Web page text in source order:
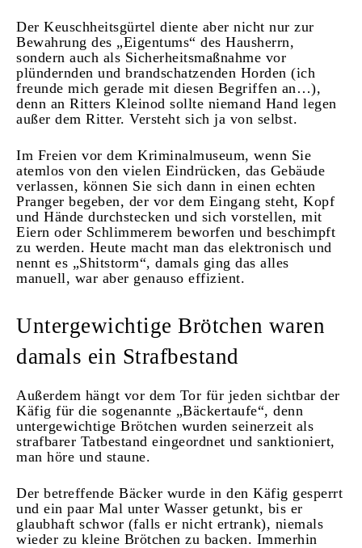
Der Keuschheitsgürtel diente aber nicht nur zur
Bewahrung des „Eigentums“ des Hausherrn,
sondern auch als Sicherheitsmaßnahme vor
plündernden und brandschatzenden Horden (ich
freunde mich gerade mit diesen Begriffen an…),
denn an Ritters Kleinod sollte niemand Hand legen
außer dem Ritter. Versteht sich ja von selbst.
Im Freien vor dem Kriminalmuseum, wenn Sie
atemlos von den vielen Eindrücken, das Gebäude
verlassen, können Sie sich dann in einen echten
Pranger begeben, der vor dem Eingang steht, Kopf
und Hände durchstecken und sich vorstellen, mit
Eiern oder Schlimmerem beworfen und beschimpft
zu werden. Heute macht man das elektronisch und
nennt es „Shitstorm“, damals ging das alles
manuell, war aber genauso effizient.
Untergewichtige Brötchen waren
damals ein Strafbestand
Außerdem hängt vor dem Tor für jeden sichtbar der
Käfig für die sogenannte „Bäckertaufe“, denn
untergewichtige Brötchen wurden seinerzeit als
strafbarer Tatbestand eingeordnet und sanktioniert,
man höre und staune.
Der betreffende Bäcker wurde in den Käfig gesperrt
und ein paar Mal unter Wasser getunkt, bis er
glaubhaft schwor (falls er nicht ertrank), niemals
wieder zu kleine Brötchen zu backen. Immerhin